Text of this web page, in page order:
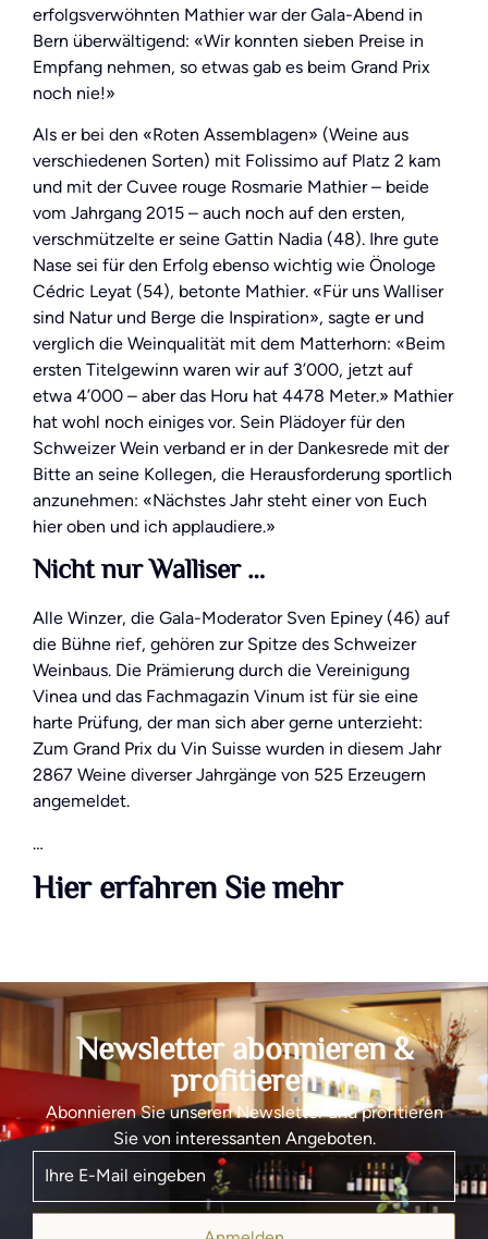
erfolgsverwöhnten Mathier war der Gala-Abend in
Bern überwältigend: «Wir konnten sieben Preise in
Empfang nehmen, so etwas gab es beim Grand Prix
noch nie!»
Als er bei den «Roten Assemblagen» (Weine aus
verschiedenen Sorten) mit Folissimo auf Platz 2 kam
und mit der Cuvee rouge Rosmarie Mathier – beide
vom Jahrgang 2015 – auch noch auf den ersten,
verschmützelte er seine Gattin Nadia (48). Ihre gute
Nase sei für den Erfolg ebenso wichtig wie Önologe
Cédric Leyat (54), betonte Mathier. «Für uns Walliser
sind Natur und Berge die Inspiration», sagte er und
verglich die Weinqualität mit dem Matterhorn: «Beim
ersten Titelgewinn waren wir auf 3’000, jetzt auf
etwa 4’000 – aber das Horu hat 4478 Meter.» Mathier
hat wohl noch einiges vor. Sein Plädoyer für den
Schweizer Wein verband er in der Dankesrede mit der
Bitte an seine Kollegen, die Herausforderung sportlich
anzunehmen: «Nächstes Jahr steht einer von Euch
hier oben und ich applaudiere.»
Nicht nur Walliser …
Alle Winzer, die Gala-Moderator Sven Epiney (46) auf
die Bühne rief, gehören zur Spitze des Schweizer
Weinbaus. Die Prämierung durch die Vereinigung
Vinea und das Fachmagazin Vinum ist für sie eine
harte Prüfung, der man sich aber gerne unterzieht:
Zum Grand Prix du Vin Suisse wurden in diesem Jahr
2867 Weine diverser Jahrgänge von 525 Erzeugern
angemeldet.
…
Hier erfahren Sie mehr
Newsletter abonnieren &
profitieren
Abonnieren Sie unseren Newsletter und profitieren
Sie von interessanten Angeboten.